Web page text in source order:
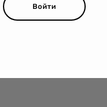
Войти